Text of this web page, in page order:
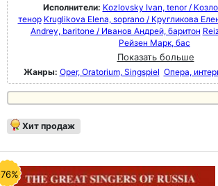
Исполнители: Kozlovsky Ivan, tenor /
тенор Kruglikova Elena, soprano / Кругликова
Andrey, baritone / Иванов Андрей, баритон
Рейзен Марк, бас
Показать больше
Жанры: Oper, Oratorium, Singspiel Опера,
Хит продаж